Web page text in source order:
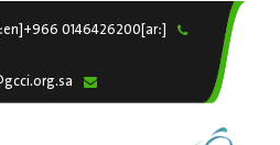
[:ar]966146426200+[:en]+966 0146426200[:] ×
خدماتنا